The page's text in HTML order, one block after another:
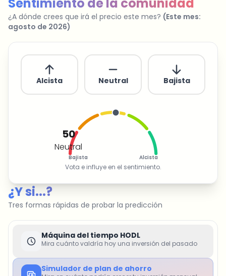
¿A dónde crees que irá el precio este mes? (Este mes:
agosto de 2026)
Alcista Neutral Bajista
50
Neutral
Bajista Alcista
Vota e influye en el sentimiento.
¿Y si...?
Tres formas rápidas de probar la predicción
Máquina del tiempo HODL
Mira cuánto valdría hoy una inversión del pasado
Simulador de plan de ahorro